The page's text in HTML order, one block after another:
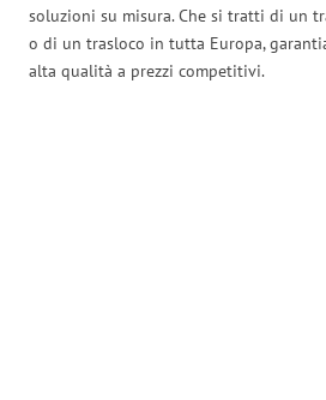
soluzioni su misura. Che si tratti di un
o di un trasloco in tutta Europa,
alta qualità a prezzi competitivi.